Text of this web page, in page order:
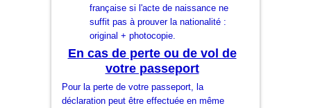
française si l'acte de naissance ne
suffit pas à prouver la nationalité :
original + photocopie.
En cas de perte ou de vol de
votre passeport
Pour la perte de votre passeport, la
déclaration peut être effectuée en même